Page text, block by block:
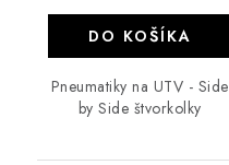
DO KOŠÍKA
Pneumatiky na UTV - Side
by Side štvorkolky